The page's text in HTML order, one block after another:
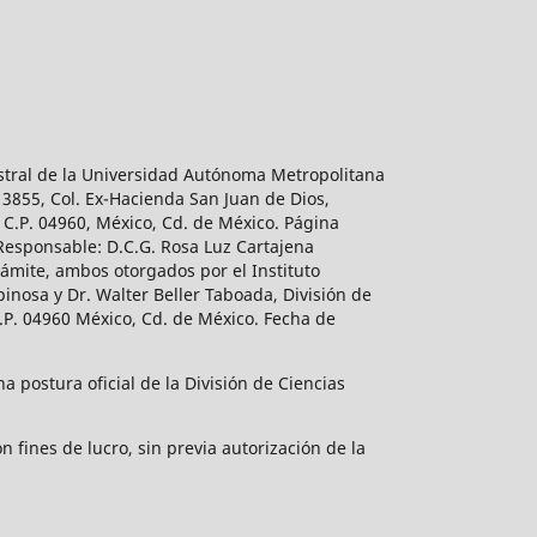
de la Universidad Autónoma Metropolitana
Col. Ex-Hacienda San Juan de Dios,
04960, México, Cd. de México. Página
D.C.G. Rosa Luz Cartajena
ambos otorgados por el Instituto
y Dr. Walter Beller Taboada, División de
04960 México, Cd. de México. Fecha de
postura oficial de la División de Ciencias
fines de lucro, sin previa autorización de la